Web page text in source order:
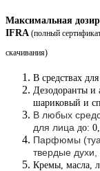
Максимальная
IFRA (полный
скачивания)
В средствах
Дезодоранты и
шариковый и
В любых
для лица до:
Парфюмы
твердые
Кремы, масла,